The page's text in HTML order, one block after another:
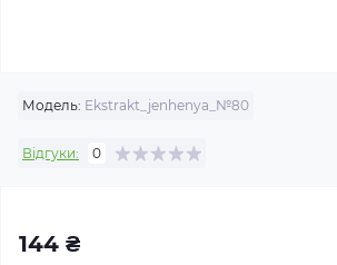
Модель: Ekstrakt_jenhenya_№80
Відгуки: 0
144 ₴